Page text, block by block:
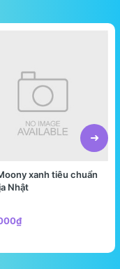
xanh tiêu chuẩn
Nhật